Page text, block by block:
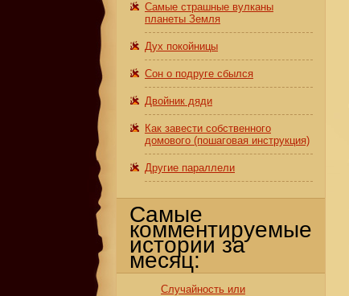
Самые страшные вулканы
планеты Земля
Дух покойницы
Сон о подруге сбылся
Двойник дяди
Как завести собственного
домового (пошаговая инструкция)
Другие параллели
Самые
комментируемые
истории за
месяц:
Случайность или